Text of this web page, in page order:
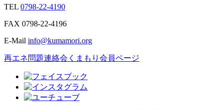
TEL 0798-22-4190
FAX 0798-22-4196
E-Mail info@kumamori.org
再エネ問題連絡会 くまもり会員ページ